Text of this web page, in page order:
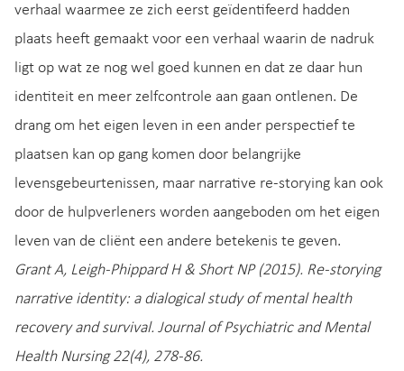
verhaal waarmee ze zich eerst geïdentifeerd hadden
plaats heeft gemaakt voor een verhaal waarin de nadruk
ligt op wat ze nog wel goed kunnen en dat ze daar hun
identiteit en meer zelfcontrole aan gaan ontlenen. De
drang om het eigen leven in een ander perspectief te
plaatsen kan op gang komen door belangrijke
levensgebeurtenissen, maar narrative re-storying kan ook
door de hulpverleners worden aangeboden om het eigen
leven van de cliënt een andere betekenis te geven.
Grant A, Leigh-Phippard H & Short NP (2015). Re-storying
narrative identity: a dialogical study of mental health
recovery and survival. Journal of Psychiatric and Mental
Health Nursing 22(4), 278-86.